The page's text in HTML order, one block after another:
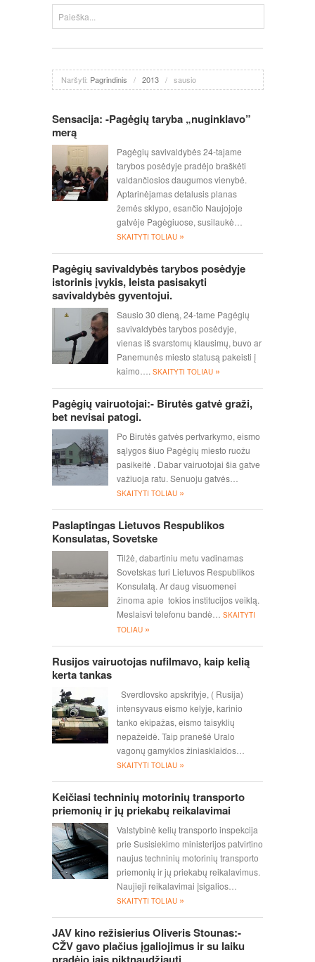
Naršyti: Pagrindinis / 2013 / sausio
Sensacija: -Pagėgių taryba „nuginklavo”
merą
Pagėgių savivaldybės 24-tajame
tarybos posėdyje pradėjo braškėti
valdančiosios daugumos vienybė.
Aptarinėjamas detalusis planas
žemės sklypo, esančio Naujojoje
gatvėje Pagėgiuose, susilaukė…
SKAITYTI TOLIAU »
Pagėgių savivaldybės tarybos posėdyje
istorinis įvykis, leista pasisakyti
savivaldybės gyventojui.
Sausio 30 dieną, 24-tame Pagėgių
savivaldybės tarybos posėdyje,
vienas iš svarstomų klausimų, buvo ar
Panemunės miesto statusą pakeisti į
kaimo…. SKAITYTI TOLIAU »
Pagėgių vairuotojai:- Birutės gatvė graži,
bet nevisai patogi.
Po Birutės gatvės pertvarkymo, eismo
sąlygos šiuo Pagėgių miesto ruožu
pasikeitė . Dabar vairuotojai šia gatve
važiuoja ratu. Senuoju gatvės…
SKAITYTI TOLIAU »
Paslaptingas Lietuvos Respublikos
Konsulatas, Sovetske
Tilžė, dabartiniu metu vadinamas
Sovetskas turi Lietuvos Respublikos
Konsulatą. Ar daug visuomenei
žinoma apie tokios institucijos veiklą.
Meslaisvi telefonu bandė…
SKAITYTI
TOLIAU »
Rusijos vairuotojas nufilmavo, kaip kelią
kerta tankas
Sverdlovsko apskrityje, ( Rusija)
intensyvaus eismo kelyje, karinio
tanko ekipažas, eismo taisyklių
nepažeidė. Taip pranešė Uralo
vagonų gamyklos žiniasklaidos…
SKAITYTI TOLIAU »
Keičiasi techninių motorinių transporto
priemonių ir jų priekabų reikalavimai
Valstybinė kelių transporto inspekcija
prie Susisiekimo ministerijos patvirtino
naujus techninių motorinių transporto
priemonių ir jų priekabų reikalavimus.
Naujieji reikalavimai įsigalios…
SKAITYTI TOLIAU »
JAV kino režisierius Oliveris Stounas:-
CŽV gavo plačius įgaliojimus ir su laiku